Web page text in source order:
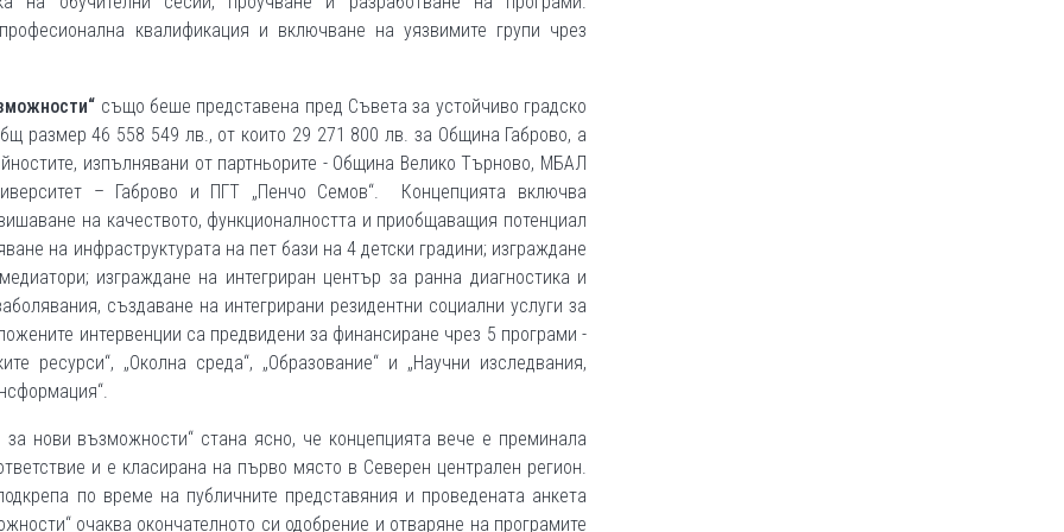
квалификация и включване на уязвимите групи чрез
също беше представена пред Съвета за устойчиво градско
размер 46 558 549 лв., от които 29 271 800 лв. за Община Габрово, а
изпълнявани от партньорите - Община Велико Търново, МБАЛ
– Габрово и ПГТ „Пенчо Семов“. Концепцията включва
на качеството, функционалността и приобщаващия потенциал
на инфраструктурата на пет бази на 4 детски градини; изграждане
изграждане на интегриран център за ранна диагностика и
създаване на интегрирани резидентни социални услуги за
интервенции са предвидени за финансиране чрез 5 програми -
ресурси“, „Околна среда“, „Образование“ и „Научни изследвания,
нови възможности“ стана ясно, че концепцията вече е преминала
и е класирана на първо място в Северен централен регион.
по време на публичните представяния и проведената анкета
очаква окончателното си одобрение и отваряне на програмите